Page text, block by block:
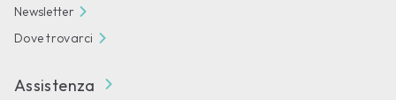
Newsletter
Dove trovarci
Assistenza